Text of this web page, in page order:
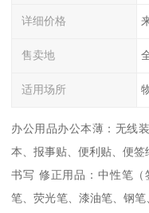
详细价格
售卖地
适用场所
办公用品办公本薄：无线
本、报事贴、便利贴、便签
书写 修正用品：中性笔
笔、荧光笔、漆油笔、钢